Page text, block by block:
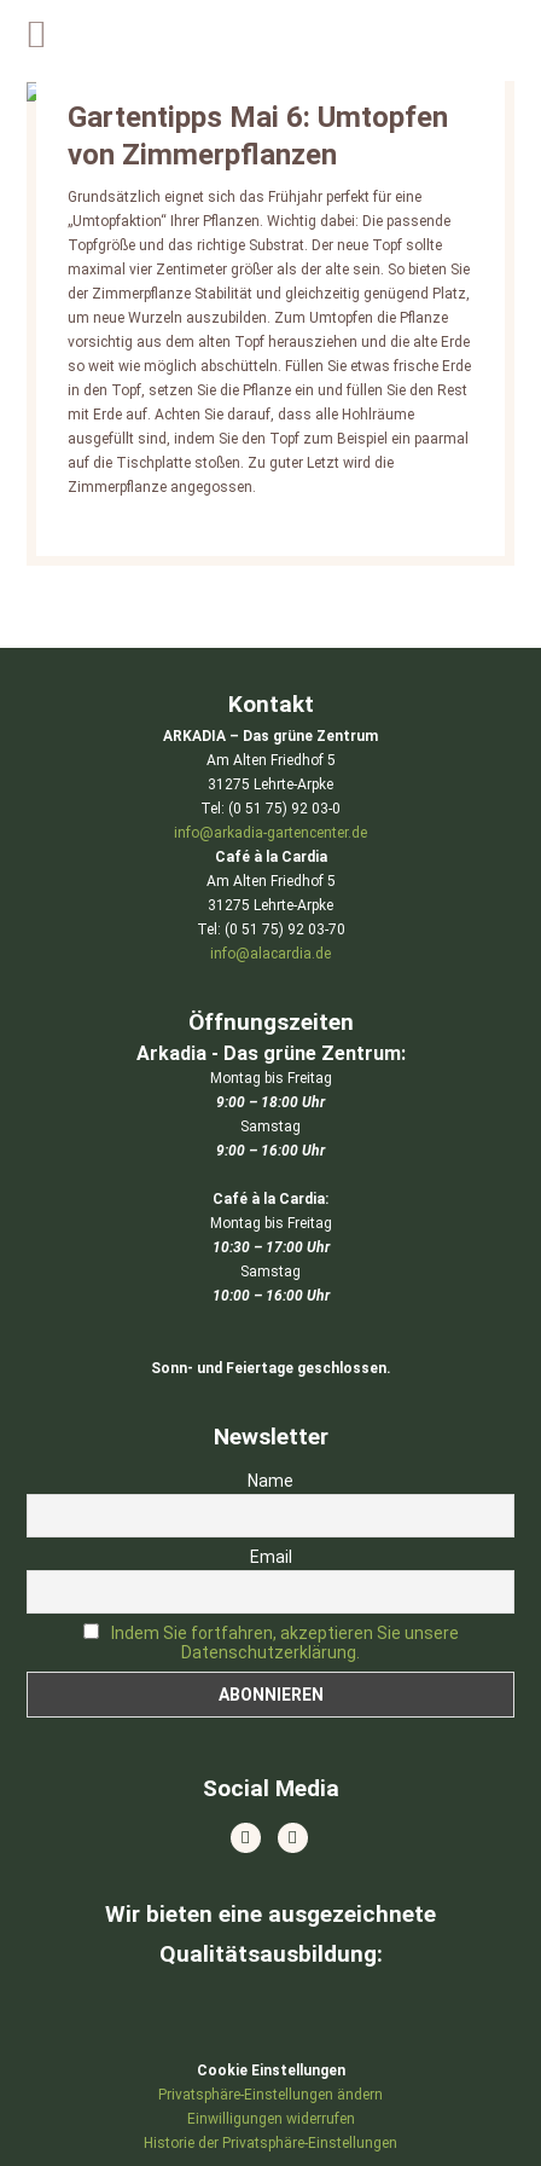
Gartentipps Mai 6: Umtopfen
von Zimmerpflanzen
Grundsätzlich eignet sich das Frühjahr perfekt für eine
„Umtopfaktion“ Ihrer Pflanzen. Wichtig dabei: Die passende
Topfgröße und das richtige Substrat. Der neue Topf sollte
maximal vier Zentimeter größer als der alte sein. So bieten Sie
der Zimmerpflanze Stabilität und gleichzeitig genügend Platz,
um neue Wurzeln auszubilden. Zum Umtopfen die Pflanze
vorsichtig aus dem alten Topf herausziehen und die alte Erde
so weit wie möglich abschütteln. Füllen Sie etwas frische Erde
in den Topf, setzen Sie die Pflanze ein und füllen Sie den Rest
mit Erde auf. Achten Sie darauf, dass alle Hohlräume
ausgefüllt sind, indem Sie den Topf zum Beispiel ein paarmal
auf die Tischplatte stoßen. Zu guter Letzt wird die
Zimmerpflanze angegossen.
Kontakt
ARKADIA – Das grüne Zentrum
Am Alten Friedhof 5
31275 Lehrte-Arpke
Tel: (0 51 75) 92 03-0
info@arkadia-gartencenter.de
Café à la Cardia
Am Alten Friedhof 5
31275 Lehrte-Arpke
Tel: (0 51 75) 92 03-70
info@alacardia.de
Öffnungszeiten
Arkadia - Das grüne Zentrum:
Montag bis Freitag
9:00 – 18:00 Uhr
Samstag
9:00 – 16:00 Uhr
Café à la Cardia:
Montag bis Freitag
10:30 – 17:00 Uhr
Samstag
10:00 – 16:00 Uhr
Sonn- und Feiertage geschlossen.
Newsletter
Name
Email
Indem Sie fortfahren, akzeptieren Sie unsere
Datenschutzerklärung.
Social Media
Wir bieten eine ausgezeichnete
Qualitätsausbildung:
Cookie Einstellungen
Privatsphäre-Einstellungen ändern
Einwilligungen widerrufen
Historie der Privatsphäre-Einstellungen